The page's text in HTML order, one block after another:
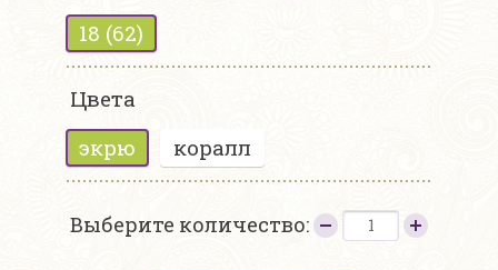
18 (62)
Цвета
экрю
коралл
Выберите количество: